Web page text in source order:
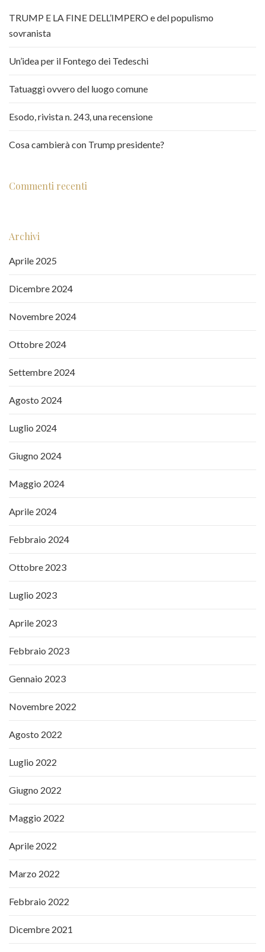
TRUMP E LA FINE DELL’IMPERO e del populismo
sovranista
Un’idea per il Fontego dei Tedeschi
Tatuaggi ovvero del luogo comune
Esodo, rivista n. 243, una recensione
Cosa cambierà con Trump presidente?
Commenti recenti
Archivi
Aprile 2025
Dicembre 2024
Novembre 2024
Ottobre 2024
Settembre 2024
Agosto 2024
Luglio 2024
Giugno 2024
Maggio 2024
Aprile 2024
Febbraio 2024
Ottobre 2023
Luglio 2023
Aprile 2023
Febbraio 2023
Gennaio 2023
Novembre 2022
Agosto 2022
Luglio 2022
Giugno 2022
Maggio 2022
Aprile 2022
Marzo 2022
Febbraio 2022
Dicembre 2021